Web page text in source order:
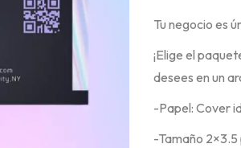
Tu negocio es
¡Elige el
desees en un
-Papel: Cover
-Tamaño 2×3.5